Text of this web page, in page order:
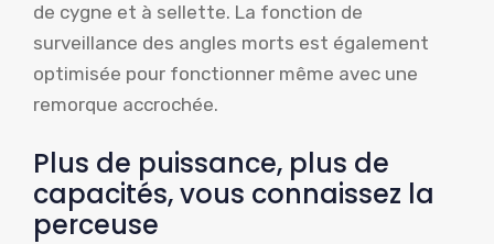
de cygne et à sellette. La fonction de
surveillance des angles morts est également
optimisée pour fonctionner même avec une
remorque accrochée.
Plus de puissance, plus de
capacités, vous connaissez la
perceuse